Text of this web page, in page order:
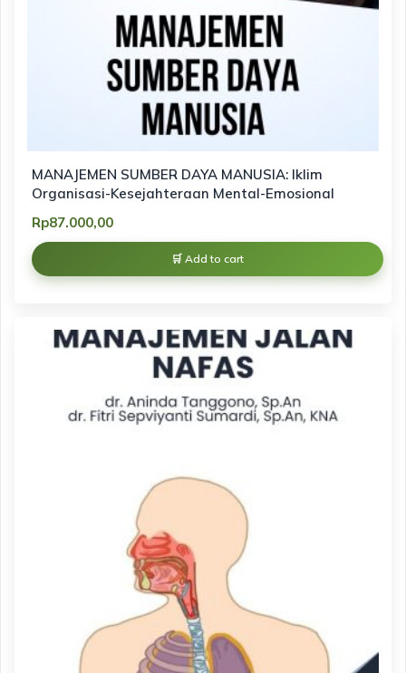
MANAJEMEN SUMBER DAYA MANUSIA: Iklim
Organisasi-Kesejahteraan Mental-Emosional
Rp87.000,00
Add to cart